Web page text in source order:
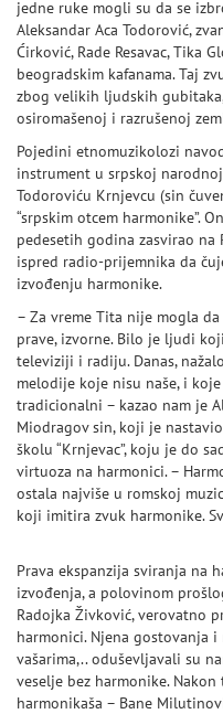
jedne ruke mogli su da se
Aleksandar Aca Todorović,
Ćirković, Rade Resavac, Tika
beogradskim kafanama. Taj
zbog velikih ljudskih
osiromašenoj i razrušenoj
Pojedini etnomuzikolozi
instrument u srpskoj
Todoroviću Krnjevcu (sin
“srpskim otcem harmonike”.
pedesetih godina zasvirao na
ispred radio-prijemnika da
izvođenju harmonike.
– Za vreme Tita nije mogla
prave, izvorne. Bilo je ljudi
televiziji i radiju. Danas,
melodije koje nisu naše, i
tradicionalni – kazao nam je
Miodragov sin, koji je
školu “Krnjevac”, koju je do
virtuoza na harmonici. –
ostala najviše u romskoj
koji imitira zvuk harmonike.
Prava ekspanzija sviranja na
izvođenja, a polovinom
Radojka Živković, verovatno
harmonici. Njena gostovanja
vašarima,.. oduševljavali su
veselje bez harmonike.
harmonikaša – Bane